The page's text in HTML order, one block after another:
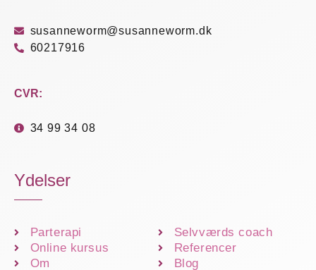
susanneworm@susanneworm.dk
60217916
CVR:
34 99 34 08
Ydelser
Parterapi
Selvværds coach
Online kursus
Referencer
Om
Blog